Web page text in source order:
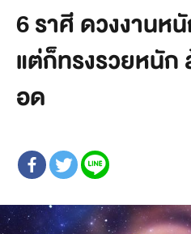
6 ราศี ดวงงานห
แต่ก็ทรงรวยหนัก
อด